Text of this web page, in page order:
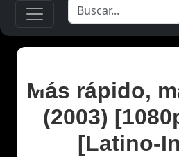
Más rápido,
(2003)
[Latino-